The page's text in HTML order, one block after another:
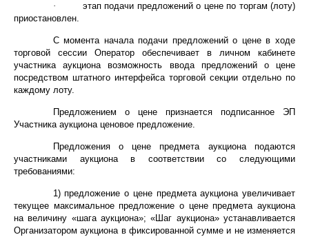
·
этап подачи предложений о цене по торгам (лоту)
приостановлен.
С момента начала подачи предложений о цене в ходе
торговой сессии Оператор обеспечивает в личном кабинете
участника аукциона возможность ввода предложений о цене
посредством штатного интерфейса торговой секции отдельно по
каждому лоту.
Предложением о цене признается подписанное ЭП
Участника аукциона ценовое предложение.
Предложения о цене предмета аукциона подаются
участниками аукциона в соответствии со следующими
требованиями:
1) предложение о цене предмета аукциона увеличивает
текущее максимальное предложение о цене предмета аукциона
на величину «шага аукциона»; «Шаг аукциона» устанавливается
Организатором аукциона в фиксированной сумме и не изменяется